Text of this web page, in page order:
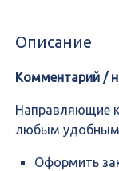
Описание
Комментарий /
Направляющие
любым удобным
Оформить